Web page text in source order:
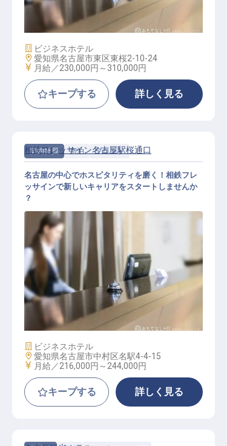
施設業態
ビジネスホテル
勤務地
愛知県名古屋市東区東桜2-10-24
給与
月給／230,000円～ 310,000円
キープする 詳しく見る
契約社員 宿泊 フロント
フロントスタッフ
相鉄フレッサイン名古屋駅桜通口
名古屋の中心でホスピタリティを磨く！相鉄フレ
ッサインで新しいキャリアをスタートしませんか
？
施設業態
ビジネスホテル
勤務地
愛知県名古屋市中村区名駅4-4-15
給与
月給／216,000円～ 244,000円
キープする 詳しく見る